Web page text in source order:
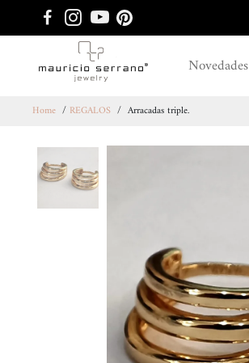
Novedades
Home / REGALOS / Arracadas triple.